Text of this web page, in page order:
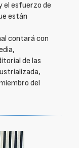
el esfuerzo de
están
contará con
de las
del